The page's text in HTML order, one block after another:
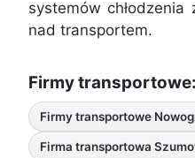
systemów chłodzenia
nad transportem.
Firmy transportowe:
Firmy transportowe
Firma transportowa